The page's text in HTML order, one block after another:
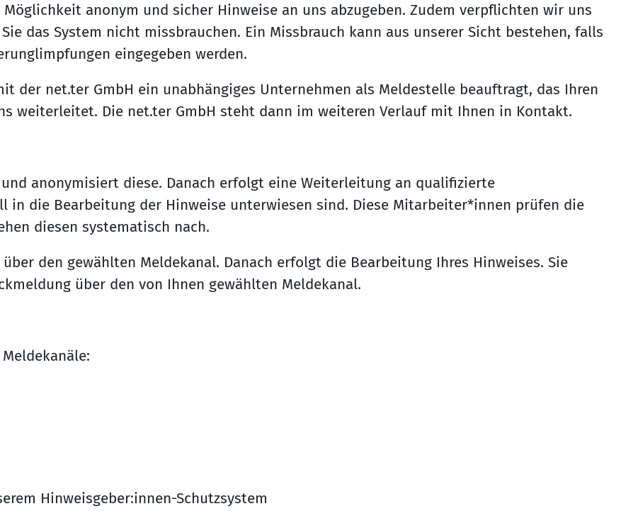
anonym und sicher Hinweise an uns abzugeben. Zudem verpflichten wir uns
das System nicht missbrauchen. Ein Missbrauch kann aus unserer Sicht bestehen, falls
eingegeben werden.
der net.ter GmbH ein unabhängiges Unternehmen als Meldestelle beauftragt, das Ihren
weiterleitet. Die net.ter GmbH steht dann im weiteren Verlauf mit Ihnen in Kontakt.
anonymisiert diese. Danach erfolgt eine Weiterleitung an qualifizierte
in die Bearbeitung der Hinweise unterwiesen sind. Diese Mitarbeiter*innen prüfen die
diesen systematisch nach.
den gewählten Meldekanal. Danach erfolgt die Bearbeitung Ihres Hinweises. Sie
über den von Ihnen gewählten Meldekanal.
Hinweisgeber:innen-Schutzsystem